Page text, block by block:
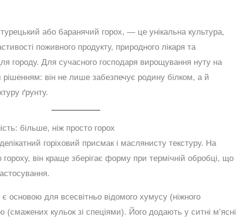
або баранячий горох, — це унікальна культура,
поживного продукту, природного лікаря та
городу. Для сучасного господаря вирощування нуту на
рішенням: він не лише забезпечує родину білком, а й
ґрунту.
більше, ніж просто горох
горіховий присмак і маслянисту текстуру. На
гороху, він краще зберігає форму при термічній обробці, що
є основою для всесвітньо відомого хумусу (ніжного
кульок зі спеціями). Його додають у ситні м’ясні